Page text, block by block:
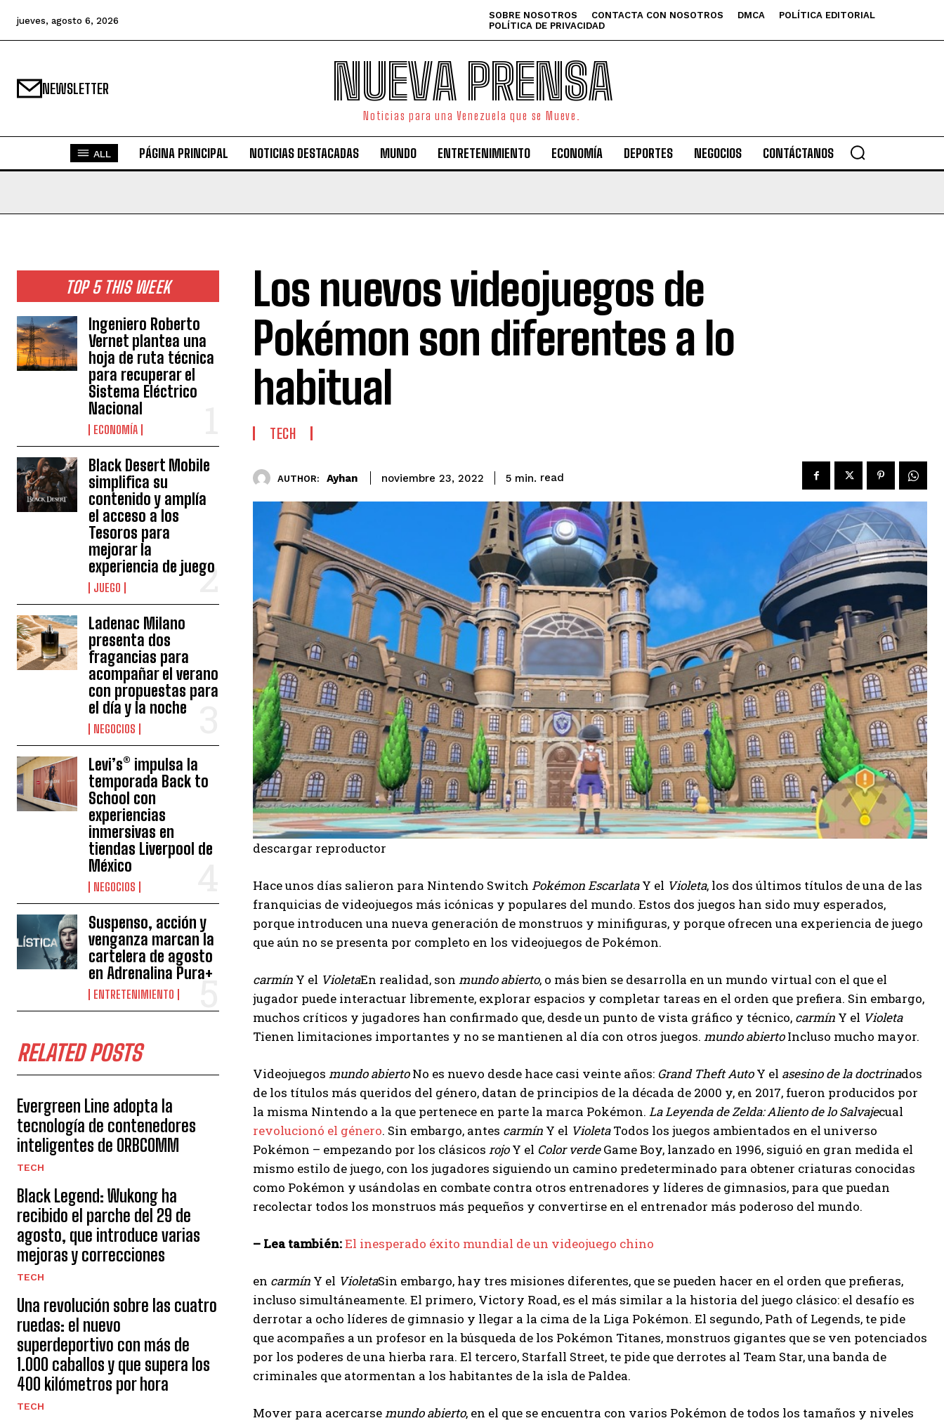
I WANT IN
I've read and accept thePrivacy Policy
Ayhan
jueves, agosto 6, 2026 SOBRE NOSOTROS CONTACTA CON NOSOTROS DMCA
POLÍTICA EDITORIAL
POLÍTICA DE PRIVACIDAD
NEWSLETTER NUEVA PRENSA
Noticias para una Venezuela que se Mueve.
ALL PÁGINA PRINCIPAL NOTICIAS DESTACADAS MUNDO ENTRETENIMIENTO ECONOMÍA DEPORTES NEGOCIOS CONTÁCTANOS
TOP 5 THIS WEEK
Ingeniero Roberto
Vernet plantea una
hoja de ruta técnica
para recuperar el
Sistema Eléctrico
Nacional
ECONOMÍA
Black Desert Mobile
simplifica su
contenido y amplía
el acceso a los
Tesoros para
mejorar la
experiencia de juego
JUEGO
Ladenac Milano
presenta dos
fragancias para
acompañar el verano
con propuestas para
el día y la noche
NEGOCIOS
Levi’s® impulsa la
temporada Back to
School con
experiencias
inmersivas en
tiendas Liverpool de
México
NEGOCIOS
Suspenso, acción y
venganza marcan la
cartelera de agosto
en Adrenalina Pura+
ENTRETENIMIENTO
RELATED POSTS
Evergreen Line adopta la
tecnología de contenedores
inteligentes de ORBCOMM
TECH
Black Legend: Wukong ha
recibido el parche del 29 de
agosto, que introduce varias
mejoras y correcciones
TECH
Una revolución sobre las cuatro
ruedas: el nuevo
superdeportivo con más de
1.000 caballos y que supera los
400 kilómetros por hora
TECH
Los nuevos videojuegos de
Pokémon son diferentes a lo
habitual
TECH
AUTHOR: Ayhan noviembre 23, 2022 5 min. read
descargar reproductor
Hace unos días salieron para Nintendo Switch Pokémon EscarlataY el Violeta, los dos últimos títulos de una de las
franquicias de videojuegos más icónicas y populares del mundo. Estos dos juegos han sido muy esperados,
porque introducen una nueva generación de monstruos y minifiguras, y porque ofrecen una experiencia de juego
que aún no se presenta por completo en los videojuegos de Pokémon.
carmín Y el VioletaEn realidad, son mundo abierto, o más bien se desarrolla en un mundo virtual con el que el
jugador puede interactuar libremente, explorar espacios y completar tareas en el orden que prefiera. Sin embargo,
muchos críticos y jugadores han confirmado que, desde un punto de vista gráfico y técnico, carmín Y el Violeta
Tienen limitaciones importantes y no se mantienen al día con otros juegos. mundo abiertoIncluso mucho mayor.
Videojuegos mundo abiertoNo es nuevo desde hace casi veinte años: Grand Theft AutoY el asesino de la doctrinados
de los títulos más queridos del género, datan de principios de la década de 2000 y, en 2017, fueron producidos por
la misma Nintendo a la que pertenece en parte la marca Pokémon. La Leyenda de Zelda: Aliento de lo Salvajecual
revolucionó el género. Sin embargo, antes carmín Y el VioletaTodos los juegos ambientados en el universo
Pokémon – empezando por los clásicos rojoY el Color verdeGame Boy, lanzado en 1996, siguió en gran medida el
mismo estilo de juego, con los jugadores siguiendo un camino predeterminado para obtener criaturas conocidas
como Pokémon y usándolas en combate contra otros entrenadores y líderes de gimnasios, para que puedan
recolectar todos los monstruos más pequeños y convertirse en el entrenador más poderoso del mundo.
– Lea también:El inesperado éxito mundial de un videojuego chino
en carmín Y el VioletaSin embargo, hay tres misiones diferentes, que se pueden hacer en el orden que prefieras,
incluso simultáneamente. El primero, Victory Road, es el más similar a la historia del juego clásico: el desafío es
derrotar a ocho líderes de gimnasio y llegar a la cima de la Liga Pokémon. El segundo, Path of Legends, te pide
que acompañes a un profesor en la búsqueda de los Pokémon Titanes, monstruos gigantes que se ven potenciados
por los poderes de una hierba rara. El tercero, Starfall Street, te pide que derrotes al Team Star, una banda de
criminales que atormentan a los habitantes de la isla de Paldea.
Mover para acercarsemundo abierto, en el que se encuentra con varios Pokémon de todos los tamaños y niveles